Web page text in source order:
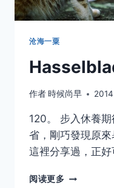
沧海一粟
作者時候尚早
120。 步入休養
省，剛巧發現原
這裡分享過，正
阅读更多